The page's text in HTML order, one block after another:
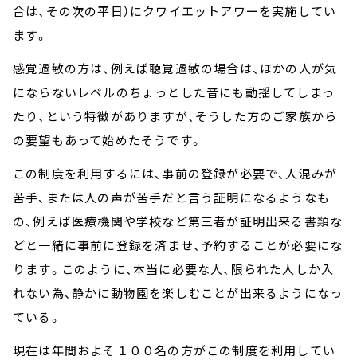
合は、その次の平日）にクワイエットアワーを実施してい
ます。
感覚過敏の方は、例えば聴覚過敏の場合は、ほかの人が気
にならないレベルのちょっとした音にも動揺してしまっ
たり、という特徴がありますが、そうした方のご家族から
の要望もあって始めたそうです。
この制度を利用するには、事前の登録が必要で、人混みが
苦手、または人の声が苦手だと言う証明になるようなも
の、例えば医療機関や学校など第三者が証明出来る書類な
どと一緒に事前に登録を済ませ、予約することが必要にな
ります。このように、本当に必要な人、限られた人しか入
れない為、静かに動物園を楽しむことが出来るようになっ
ている。
現在は年間およそ１００名の方がこの制度を利用してい